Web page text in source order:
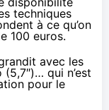
techniques
à ce qu’on
100 euros.
avec les
qui n’est
pour le